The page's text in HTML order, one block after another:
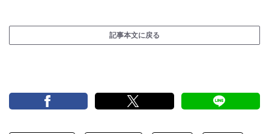
記事本文に戻る